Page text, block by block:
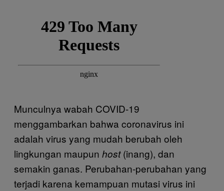
Munculnya wabah COVID-19
menggambarkan bahwa coronavirus ini
adalah virus yang mudah berubah oleh
lingkungan maupun host(inang), dan
semakin ganas. Perubahan-perubahan yang
terjadi karena kemampuan mutasi virus ini